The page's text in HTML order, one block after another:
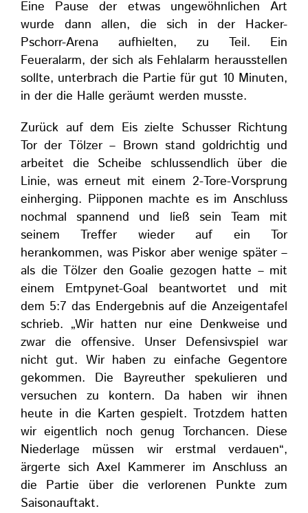
Eine Pause der etwas ungewöhnlichen Art
wurde dann allen, die sich in der Hacker-
Pschorr-Arena aufhielten, zu Teil. Ein
Feueralarm, der sich als Fehlalarm herausstellen
sollte, unterbrach die Partie für gut 10 Minuten,
in der die Halle geräumt werden musste.
Zurück auf dem Eis zielte Schusser Richtung
Tor der Tölzer – Brown stand goldrichtig und
arbeitet die Scheibe schlussendlich über die
Linie, was erneut mit einem 2-Tore-Vorsprung
einherging. Piipponen machte es im Anschluss
nochmal spannend und ließ sein Team mit
seinem Treffer wieder auf ein Tor
herankommen, was Piskor aber wenige später –
als die Tölzer den Goalie gezogen hatte – mit
einem Emtpynet-Goal beantwortet und mit
dem 5:7 das Endergebnis auf die Anzeigentafel
schrieb. „Wir hatten nur eine Denkweise und
zwar die offensive. Unser Defensivspiel war
nicht gut. Wir haben zu einfache Gegentore
gekommen. Die Bayreuther spekulieren und
versuchen zu kontern. Da haben wir ihnen
heute in die Karten gespielt. Trotzdem hatten
wir eigentlich noch genug Torchancen. Diese
Niederlage müssen wir erstmal verdauen“,
ärgerte sich Axel Kammerer im Anschluss an
die Partie über die verlorenen Punkte zum
Saisonauftakt.